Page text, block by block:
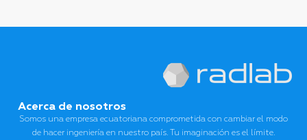
Acerca de nosotros
Somos una empresa ecuatoriana comprometida con cambiar el modo
de hacer ingeniería en nuestro país. Tu imaginación es el límite.